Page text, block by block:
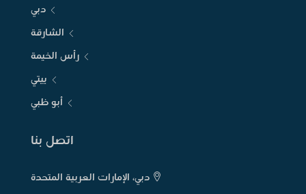
دبي
الشارقة
رأس الخيمة
ييتي
أبو ظبي
اتصل بنا
دبي، الإمارات العربية المتحدة